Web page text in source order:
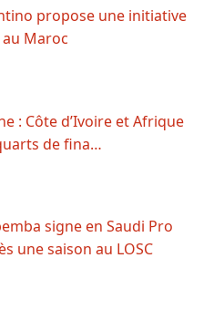
propose une initiative
Maroc
: Côte d’Ivoire et Afrique
de fina…
signe en Saudi Pro
une saison au LOSC